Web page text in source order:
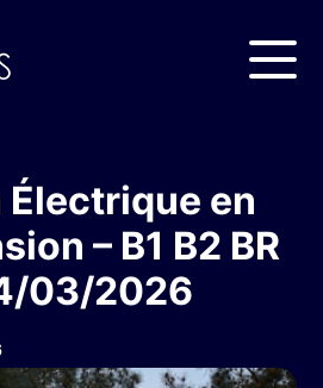
en
– B1 B2 BR
03/2026